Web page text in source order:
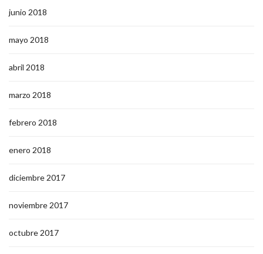
junio 2018
mayo 2018
abril 2018
marzo 2018
febrero 2018
enero 2018
diciembre 2017
noviembre 2017
octubre 2017